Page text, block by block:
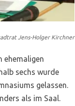
Jens-Holger Kirchner
ehemaligen
sechs wurde
gelassen.
als im Saal.